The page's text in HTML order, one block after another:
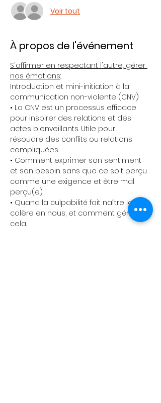
Voir tout
À propos de l'événement
S'affirmer en respectant l'autre, gérer
nos émotions:
Introduction et mini-initiation à la
communication non-violente (CNV)
• La CNV est un processus efficace
pour inspirer des relations et des
actes bienveillants. Utile pour
résoudre des conflits ou relations
compliquées
• Comment exprimer son sentiment
et son besoin sans que ce soit perçu
comme une exigence et être mal
perçu(e)
• Quand la culpabilité fait naître la
colère en nous, et comment gérer
cela.